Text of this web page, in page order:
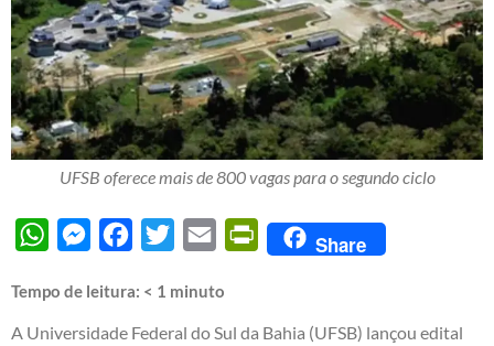
UFSB oferece mais de 800 vagas para o segundo ciclo
WhatsAppMessengerFacebook
Twitter Email PrintFriendly
Share
Tempo de leitura: < 1 minuto
A Universidade Federal do Sul da Bahia (UFSB) lançou edital